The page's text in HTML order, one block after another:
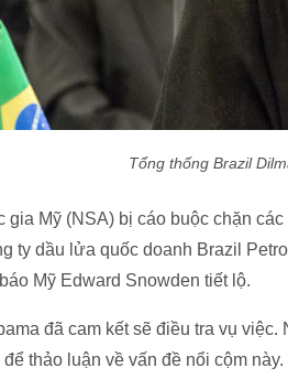
Tổng thống Brazil
gia Mỹ (NSA) bị cáo buộc chặn
ty dầu lửa quốc doanh Brazil
Mỹ Edward Snowden tiết lộ.
đã cam kết sẽ điều tra vụ
thảo luận về vấn đề nổi cộm này.